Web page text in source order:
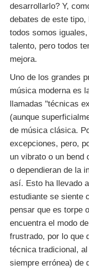
desarrollarlo? Y,
debates de este
todos somos
talento, pero todos
mejora.
Uno de los grandes
música moderna es
llamadas "técnicas
(aunque
de música clásica.
excepciones, pero,
un vibrato o un bend
o dependieran de la
así. Esto ha llevado
estudiante se siente
pensar que es torpe
encuentra el modo
frustrado, por lo que
técnica tradicional,
siempre errónea) de